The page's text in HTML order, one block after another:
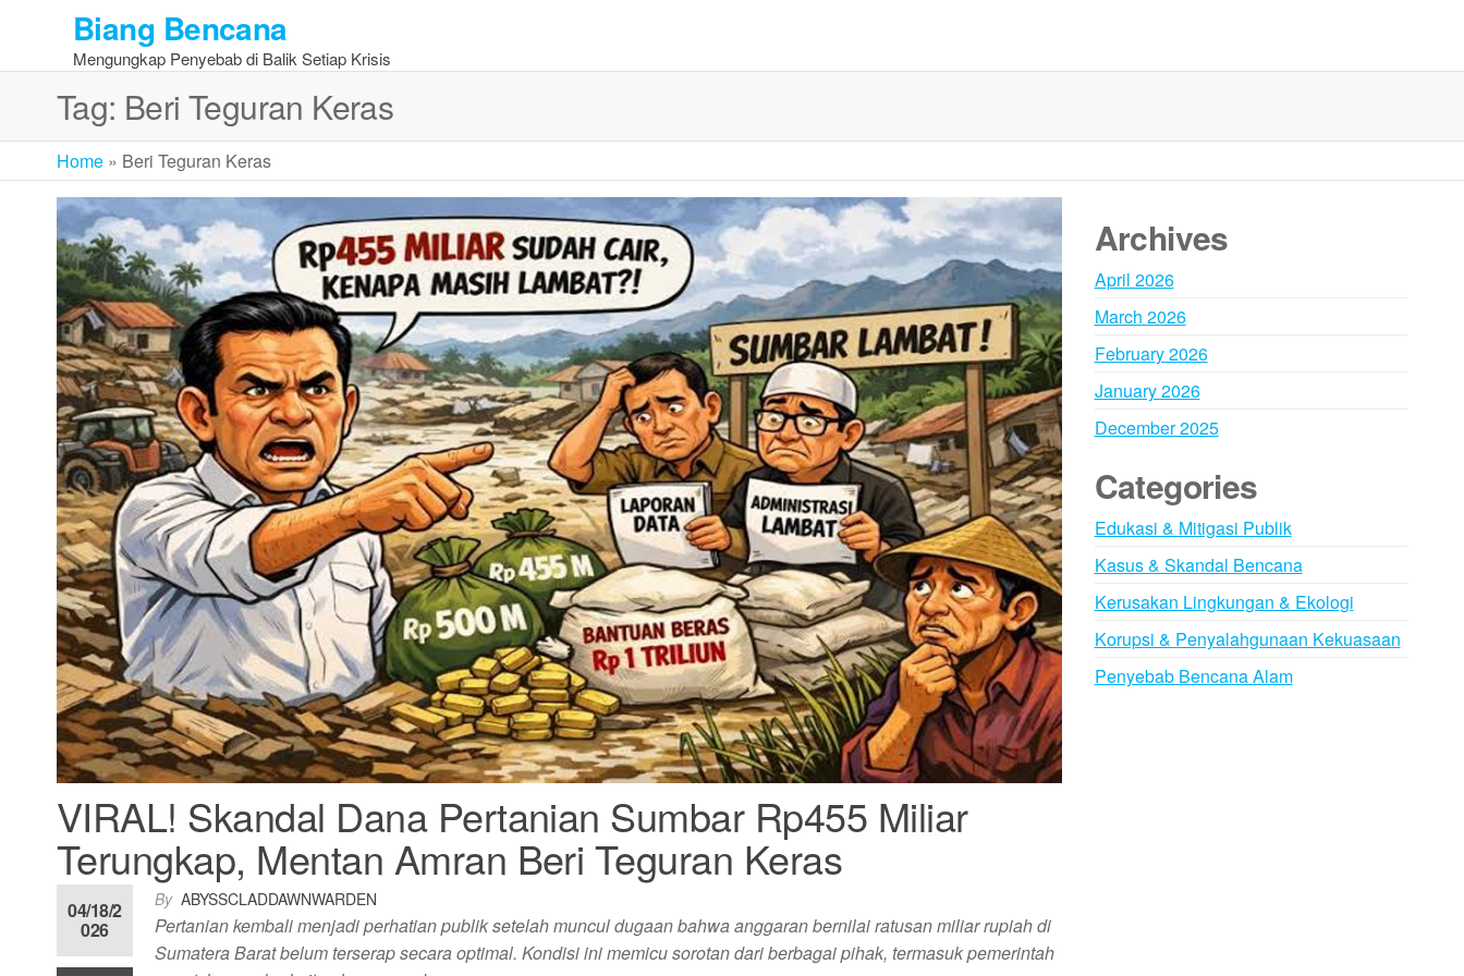
the
Biang Bencana
Mengungkap Penyebab di Balik Setiap Krisis
Tag: Beri Teguran Keras
Home » Beri Teguran Keras
VIRAL! Skandal Dana Pertanian Sumbar Rp455 Miliar
Terungkap, Mentan Amran Beri Teguran Keras
By ABYSSCLADDAWNWARDEN
04/18/2
026
Pertanian kembali menjadi perhatian publik setelah muncul dugaan bahwa anggaran bernilai ratusan miliar rupiah di
Sumatera Barat belum terserap secara optimal. Kondisi ini memicu sorotan dari berbagai pihak, termasuk pemerintah
Archives
April 2026
March 2026
February 2026
January 2026
December 2025
Categories
Edukasi & Mitigasi Publik
Kasus & Skandal Bencana
Kerusakan Lingkungan & Ekologi
Korupsi & Penyalahgunaan Kekuasaan
Penyebab Bencana Alam